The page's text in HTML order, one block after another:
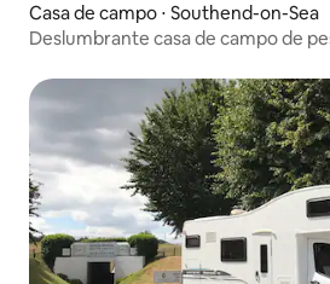
Casa de campo ⋅ Southend-on-Sea
Deslumbrante casa de campo de